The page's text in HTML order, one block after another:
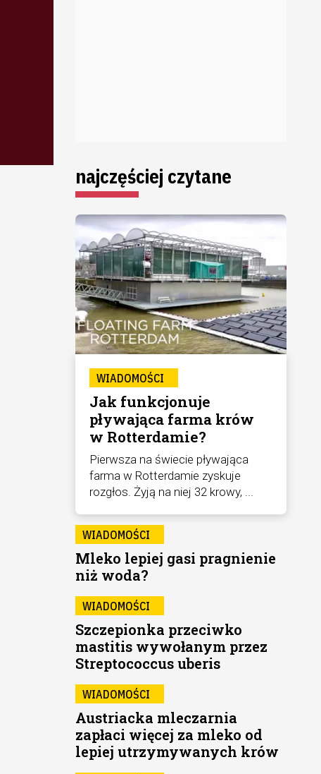
najczęściej czytane
WIADOMOŚCI
Jak funkcjonuje
pływająca farma krów
w Rotterdamie?
Pierwsza na świecie pływająca
farma w Rotterdamie zyskuje
rozgłos. Żyją na niej 32 krowy, ...
WIADOMOŚCI
Mleko lepiej gasi pragnienie
niż woda?
WIADOMOŚCI
Szczepionka przeciwko
mastitis wywołanym przez
Streptococcus uberis
WIADOMOŚCI
Austriacka mleczarnia
zapłaci więcej za mleko od
lepiej utrzymywanych krów